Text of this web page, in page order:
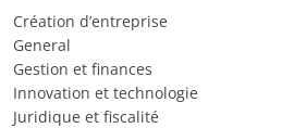
Création d’entreprise
General
Gestion et finances
Innovation et technologie
Juridique et fiscalité